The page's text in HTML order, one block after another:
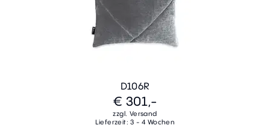
D106R
€ 301,-
zzgl. Versand
Lieferzeit: 3 - 4 Wochen